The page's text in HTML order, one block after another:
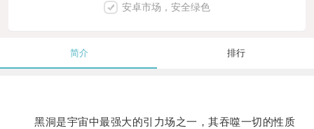
安卓市场，安全绿色
简介 排行
黑洞是宇宙中最强大的引力场之一，其吞噬一切的性质